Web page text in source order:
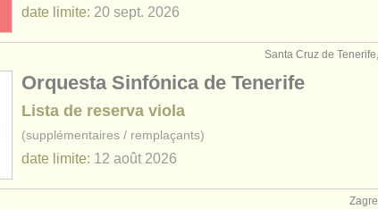
date limite: 20 sept. 2026
Santa Cruz de
Orquesta Sinfónica de Tenerife
Lista de reserva viola
(supplémentaires / remplaçants)
date limite: 12 août 2026